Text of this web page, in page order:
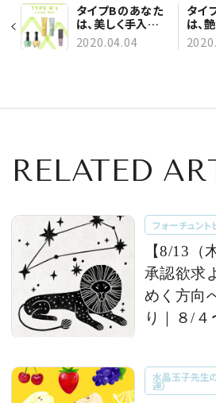
タイプBのあなた
は、美しく手入れさ
れた指先でアピー
ル力を高めて
2020.04.04
タイ
は、
クで
を全
RELATED
フォーチュント
【8/13（
承認欲求
めく方向
り｜８/４
水晶玉子先生
運）